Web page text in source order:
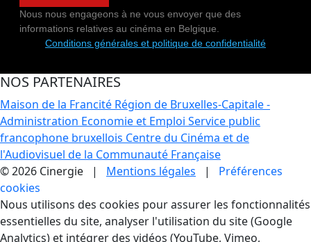
Nous nous engageons à ne vous envoyer que des
informations relatives au cinéma en Belgique.
Conditions générales et politique de confidentialité
NOS PARTENAIRES
Maison de la Francité Région de Bruxelles-Capitale -
Administration Economie et Emploi Service public
francophone bruxellois Centre du Cinéma et de
l'Audiovisuel de la Communauté Française
© 2026 Cinergie | Mentions légales | Préférences
cookies
Gestion des Cookies
Nous utilisons des cookies pour assurer les fonctionnalités
essentielles du site, analyser l'utilisation du site (Google
Analytics) et intégrer des vidéos (YouTube, Vimeo,